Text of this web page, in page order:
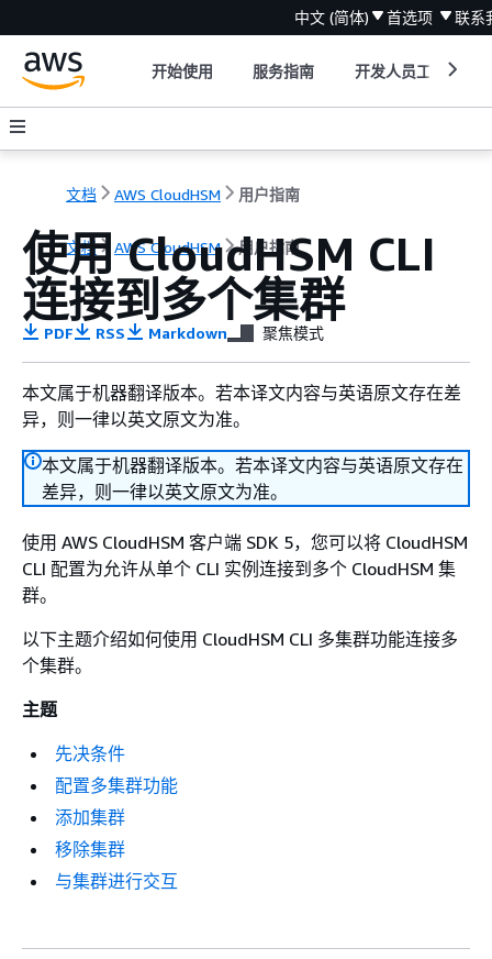
中文 (简体) 首选项 联系
开始使用 服务指南 开发人员工具
文档 AWS CloudHSM 用户指南
文档 AWS CloudHSM 用户指南
使用 CloudHSM CLI
连接到多个集群
PDF RSS Markdown 聚焦模式
本文属于机器翻译版本。若本译文内容与英语原文存在差
异，则一律以英文原文为准。
本文属于机器翻译版本。若本译文内容与英语原文存在
差异，则一律以英文原文为准。
使用 AWS CloudHSM 客户端 SDK 5，您可以将 CloudHSM
CLI 配置为允许从单个 CLI 实例连接到多个 CloudHSM 集
群。
以下主题介绍如何使用 CloudHSM CLI 多集群功能连接多
个集群。
主题
先决条件
配置多集群功能
添加集群
移除集群
与集群进行交互